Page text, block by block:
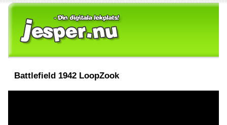
Battlefield 1942 LoopZook